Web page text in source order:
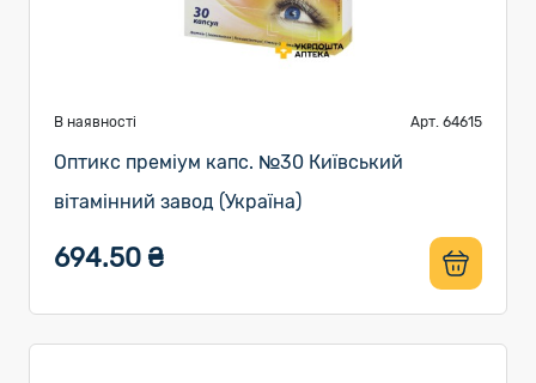
В наявності Арт. 64615
Оптикс преміум капс. №30 Київський
вітамінний завод (Україна)
694.50 ₴